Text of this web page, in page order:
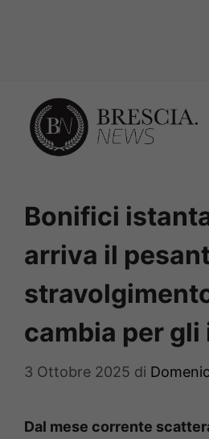
contenuto
Bonifici
arriva il
cambia per gli
3 Ottobre 2025 di
Dal mese corrente